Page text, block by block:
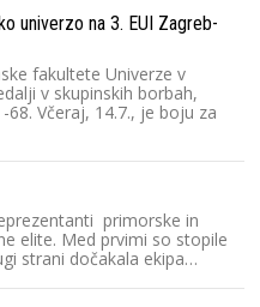
univerzo na 3. EUI Zagreb-
fakultete Univerze v
v skupinskih borbah,
Včeraj, 14.7., je boju za
primorske in
elite. Med prvimi so stopile
strani dočakala ekipa…